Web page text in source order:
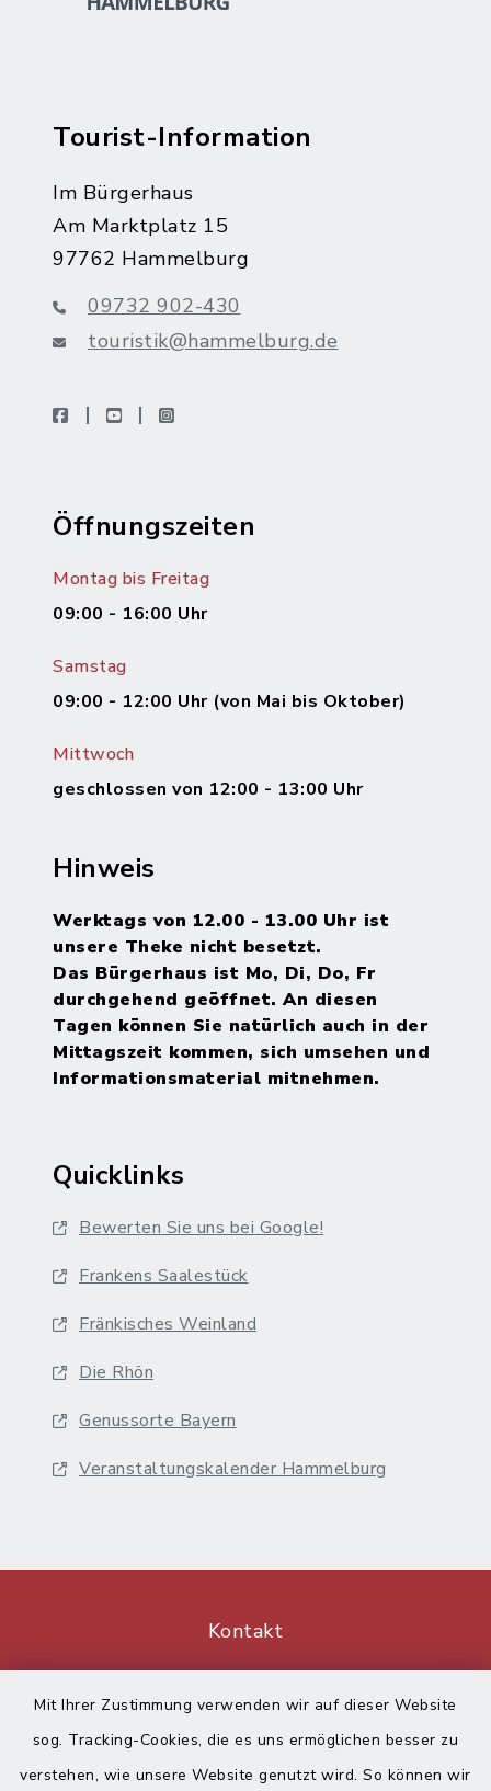
Mit Ihrer Zustimmung verwenden wir auf dieser Website
sog. Tracking-Cookies, die es uns ermöglichen besser zu
verstehen, wie unsere Website genutzt wird. So können wir
Tourist-Information
Im Bürgerhaus
Am Marktplatz 15
97762 Hammelburg
09732 902-430
touristik@hammelburg.de
facebookyoutubeinstagram
Öffnungszeiten
Montag bis Freitag
09:00 - 16:00 Uhr
Samstag
09:00 - 12:00 Uhr (von Mai bis Oktober)
Mittwoch
geschlossen von 12:00 - 13:00 Uhr
Hinweis
Werktags von 12.00 - 13.00 Uhr ist
unsere Theke nicht besetzt.
Das Bürgerhaus ist Mo, Di, Do, Fr
durchgehend geöffnet. An diesen
Tagen können Sie natürlich auch in der
Mittagszeit kommen, sich umsehen und
Informationsmaterial mitnehmen.
Quicklinks
Bewerten Sie uns bei Google!
Frankens Saalestück
Fränkisches Weinland
Die Rhön
Genussorte Bayern
Veranstaltungskalender Hammelburg
Kontakt
Datenschutz